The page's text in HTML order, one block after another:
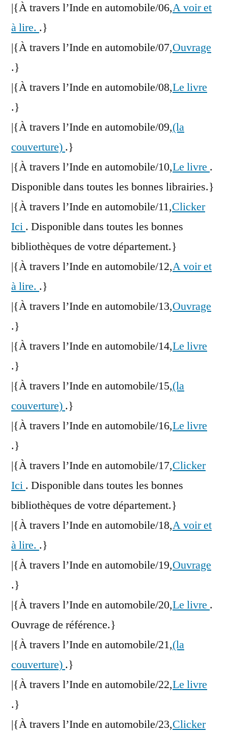
|{À travers l’Inde en automobile/06,A voir et
à lire. .}
|{À travers l’Inde en automobile/07,Ouvrage
.}
|{À travers l’Inde en automobile/08,Le livre
.}
|{À travers l’Inde en automobile/09,(la
couverture) .}
|{À travers l’Inde en automobile/10,Le livre .
Disponible dans toutes les bonnes librairies.}
|{À travers l’Inde en automobile/11,Clicker
Ici . Disponible dans toutes les bonnes
bibliothèques de votre département.}
|{À travers l’Inde en automobile/12,A voir et
à lire. .}
|{À travers l’Inde en automobile/13,Ouvrage
.}
|{À travers l’Inde en automobile/14,Le livre
.}
|{À travers l’Inde en automobile/15,(la
couverture) .}
|{À travers l’Inde en automobile/16,Le livre
.}
|{À travers l’Inde en automobile/17,Clicker
Ici . Disponible dans toutes les bonnes
bibliothèques de votre département.}
|{À travers l’Inde en automobile/18,A voir et
à lire. .}
|{À travers l’Inde en automobile/19,Ouvrage
.}
|{À travers l’Inde en automobile/20,Le livre .
Ouvrage de référence.}
|{À travers l’Inde en automobile/21,(la
couverture) .}
|{À travers l’Inde en automobile/22,Le livre
.}
|{À travers l’Inde en automobile/23,Clicker